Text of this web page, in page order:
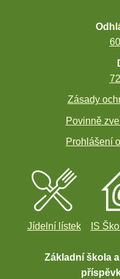
Zásady
Povinně
Prohlášení
Jídelní lístek IS
Základní škola